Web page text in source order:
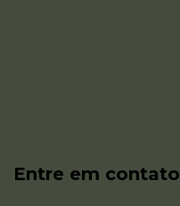
Entre em contato